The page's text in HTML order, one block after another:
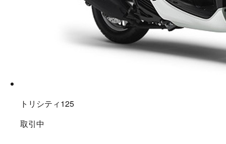
トリシティ125
取引中